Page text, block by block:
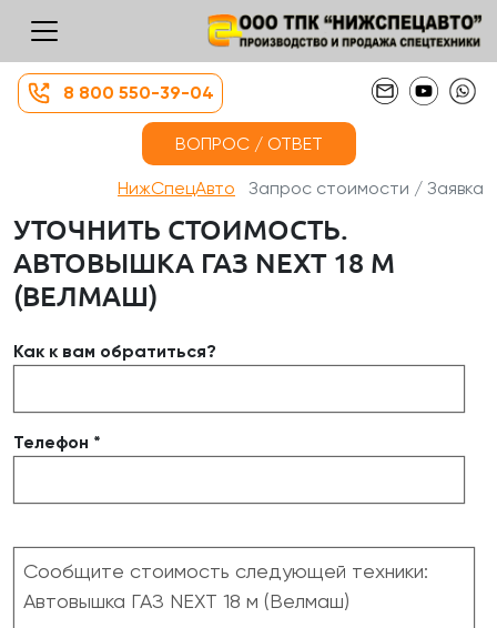
8 800 550-39-04
ВОПРОС / ОТВЕТ
НижСпецАвто Запрос стоимости / Заявка
УТОЧНИТЬ СТОИМОСТЬ.
АВТОВЫШКА ГАЗ NEXT 18 М
(ВЕЛМАШ)
Как к вам обратиться?
Телефон *